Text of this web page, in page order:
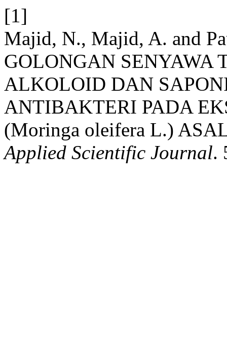
[1]
Majid, N., Majid, A. and
GOLONGAN SENYAWA
ALKOLOID DAN
ANTIBAKTERI PADA
(Moringa oleifera L.)
Applied Scientific Journal.